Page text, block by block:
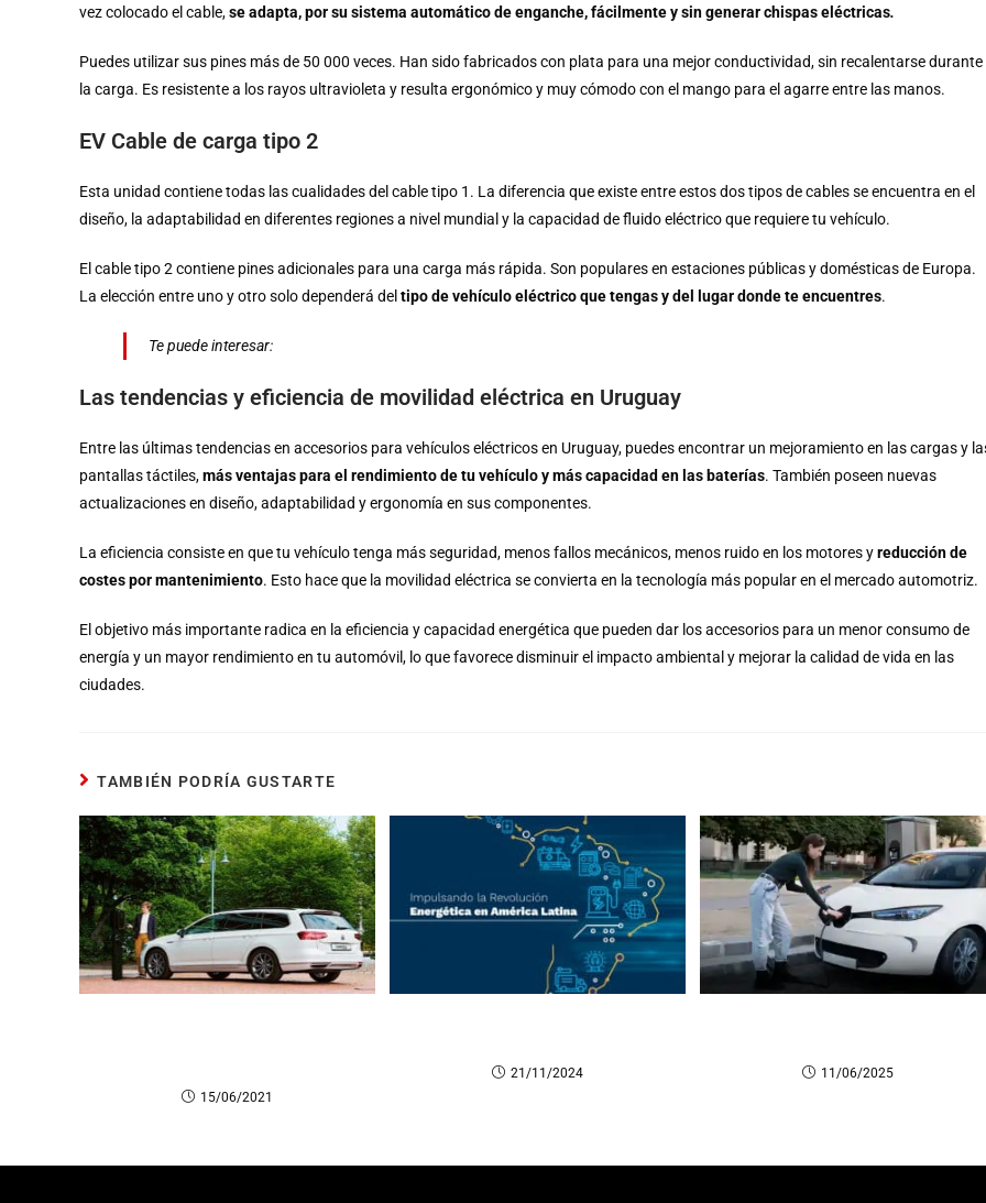
vez colocado el cable,se adapta, por su sistema automático de enganche, fácilmente y sin generar chispas eléctricas.
Puedes utilizar sus pines más de 50 000 veces. Han sido fabricados con plata para una mejor conductividad, sin recalentarse durante
la carga. Es resistente a los rayos ultravioleta y resulta ergonómico y muy cómodo con el mango para el agarre entre las manos.
EV Cable de carga tipo 2
Esta unidad contiene todas las cualidades del cable tipo 1. La diferencia que existe entre estos dos tipos de cables se encuentra en el
diseño, la adaptabilidad en diferentes regiones a nivel mundial y la capacidad de fluido eléctrico que requiere tu vehículo.
El cable tipo 2 contiene pines adicionales para una carga más rápida. Son populares en estaciones públicas y domésticas de Europa.
La elección entre uno y otro solo dependerá del tipo de vehículo eléctrico que tengas y del lugar donde te encuentres.
Te puede interesar:
Las tendencias y eficiencia de movilidad eléctrica en Uruguay
Entre las últimas tendencias en accesorios para vehículos eléctricos en Uruguay, puedes encontrar un mejoramiento en las cargas y
pantallas táctiles,más ventajas para el rendimiento de tu vehículo y más capacidad en las baterías. También poseen nuevas
actualizaciones en diseño, adaptabilidad y ergonomía en sus componentes.
La eficiencia consiste en que tu vehículo tenga más seguridad, menos fallos mecánicos, menos ruido en los motores yreducción de
costes por mantenimiento. Esto hace que la movilidad eléctrica se convierta en la tecnología más popular en el mercado automotriz.
El objetivo más importante radica en la eficiencia y capacidad energética que pueden dar los accesorios para un menor consumo de
energía y un mayor rendimiento en tu automóvil, lo que favorece disminuir el impacto ambiental y mejorar la calidad de vida en las
ciudades.
TAMBIÉN PODRÍA GUSTARTE
15/06/2021
21/11/2024 11/06/2025